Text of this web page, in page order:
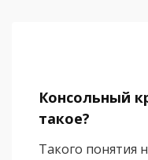
Консольный
такое?
Такого понятия